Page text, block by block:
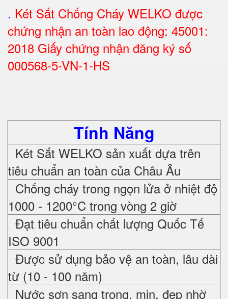
. Két Sắt Chống Cháy WELKO được
chứng nhận an toàn lao động: 45001:
2018 Giấy chứng nhận đăng ký số
000568-5-VN-1-HS
Tính Năng
Két Sắt WELKO sản xuất dựa trên
tiêu chuẩn an toàn của Châu Âu
Chống cháy trong ngọn lửa ở nhiệt độ
1000 - 1200°C trong vòng 2 giờ
Đạt tiêu chuẩn chất lượng Quốc Tế
ISO 9001
Được sử dụng bảo vệ an toàn, lâu dài
từ (10 - 100 năm)
Nước sơn sang trọng, mịn, đẹp nhờ